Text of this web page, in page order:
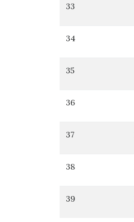
33
34
35
36
37
38
39